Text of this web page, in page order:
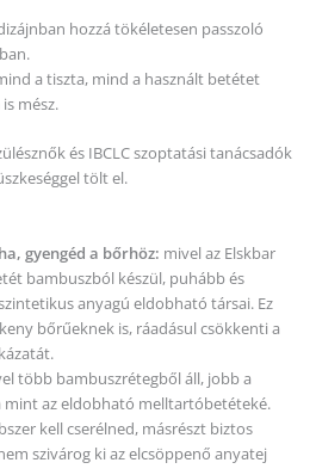
hozzá tökéletesen passzoló
ban.
a tiszta, mind a használt betétet
mész.
és IBCLC szoptatási tanácsadók
tölt el.
gyengéd a bőrhöz: mivel az Elskbar
bambuszból készül, puhább és
anyagú eldobható társai. Ez
bőrűeknek is, ráadásul csökkenti a
több bambuszrétegből áll, jobb a
mint az eldobható melltartóbetéteké.
kell cserélned, másrészt biztos
szivárog ki az elcsöppenő anyatej